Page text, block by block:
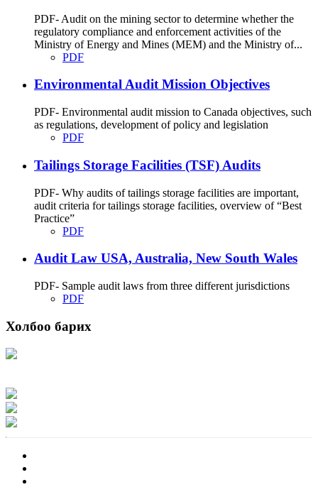
PDF- Audit on the mining sector to determine whether the
regulatory compliance and enforcement activities of the
Ministry of Energy and Mines (MEM) and the Ministry of...
PDF
Environmental Audit Mission Objectives
PDF- Environmental audit mission to Canada objectives, such
as regulations, development of policy and legislation
PDF
Tailings Storage Facilities (TSF) Audits
PDF- Why audits of tailings storage facilities are important,
audit criteria for tailings storage facilities, overview of “Best
Practice”
PDF
Audit Law USA, Australia, New South Wales
PDF- Sample audit laws from three different jurisdictions
PDF
Холбоо барих